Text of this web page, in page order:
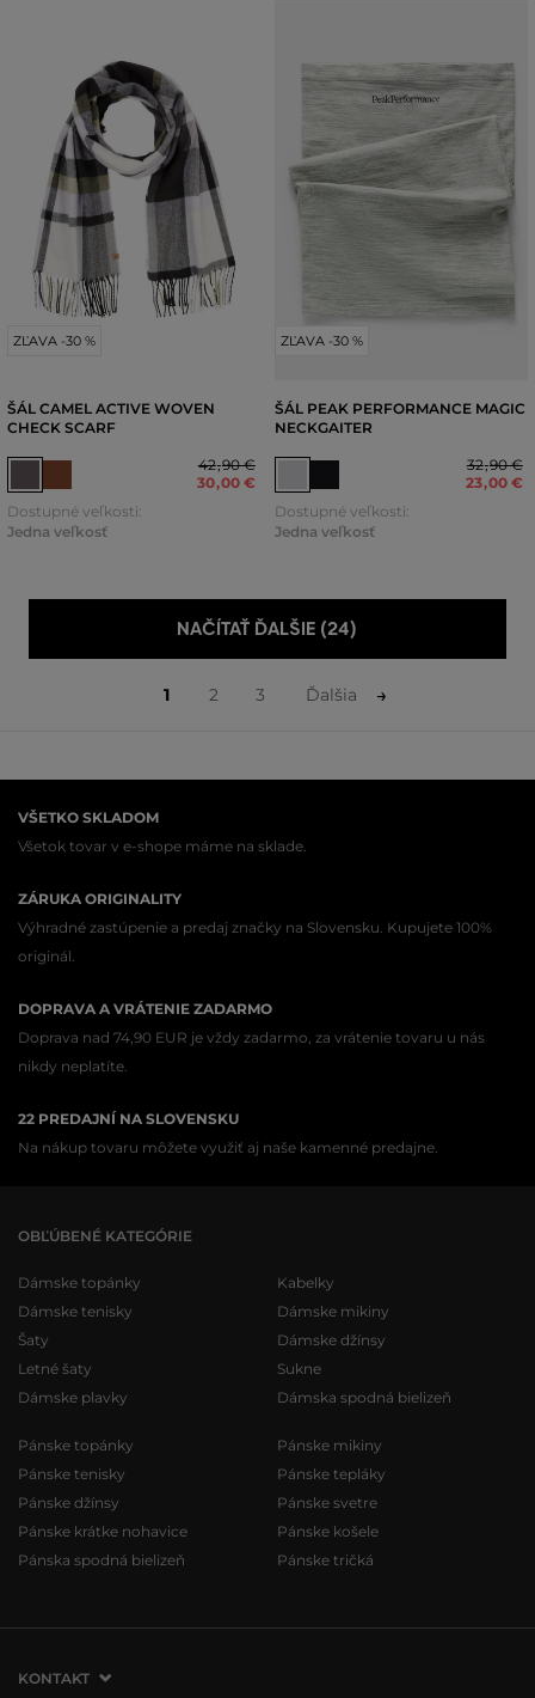
ZĽAVA -30 %
ŠÁL CAMEL ACTIVE WOVEN
CHECK SCARF
42,90 €
30,00 €
Dostupné veľkosti:
Jedna veľkosť
ZĽAVA -30 %
ŠÁL PEAK PERFORMANCE MAGIC
NECKGAITER
32,90 €
23,00 €
Dostupné veľkosti:
Jedna veľkosť
NAČÍTAŤ ĎALŠIE (24)
1 2 3 Ďalšia
VŠETKO SKLADOM
Všetok tovar v e-shope máme na sklade.
ZÁRUKA ORIGINALITY
Výhradné zastúpenie a predaj značky na Slovensku. Kupujete 100%
originál.
DOPRAVA A VRÁTENIE ZADARMO
Doprava nad 74,90 EUR je vždy zadarmo, za vrátenie tovaru u nás
nikdy neplatíte.
22 PREDAJNÍ NA SLOVENSKU
Na nákup tovaru môžete využiť aj naše kamenné predajne.
OBĽÚBENÉ KATEGÓRIE
Dámske topánky
Dámske tenisky
Šaty
Letné šaty
Dámske plavky
Kabelky
Dámske mikiny
Dámske džínsy
Sukne
Dámska spodná bielizeň
Pánske topánky
Pánske tenisky
Pánske džínsy
Pánske krátke nohavice
Pánska spodná bielizeň
Pánske mikiny
Pánske tepláky
Pánske svetre
Pánske košele
Pánske tričká
KONTAKT